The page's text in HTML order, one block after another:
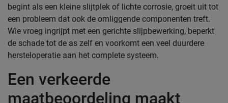
begint als een kleine slijtplek of lichte corrosie, groeit uit tot
een probleem dat ook de omliggende componenten treft.
Wie vroeg ingrijpt met een gerichte slijpbewerking, beperkt
de schade tot de as zelf en voorkomt een veel duurdere
hersteloperatie aan het complete systeem.
Een verkeerde
maatbeoordeling maakt